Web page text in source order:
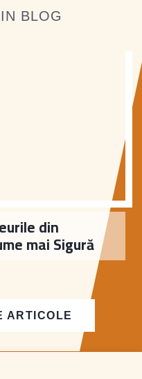
BLOG
din
mai Sigură
ARTICOLE